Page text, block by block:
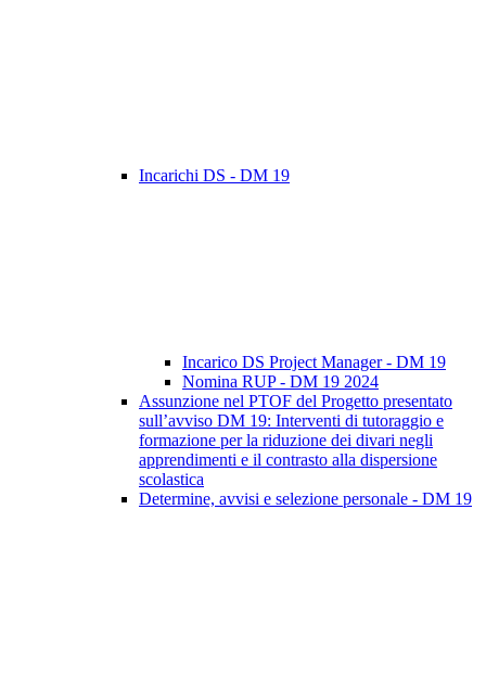
Incarichi DS - DM 19
Incarico DS Project Manager - DM 19
Nomina RUP - DM 19 2024
Assunzione nel PTOF del Progetto presentato
sull’avviso DM 19: Interventi di tutoraggio e
formazione per la riduzione dei divari negli
apprendimenti e il contrasto alla dispersione
scolastica
Determine, avvisi e selezione personale - DM 19